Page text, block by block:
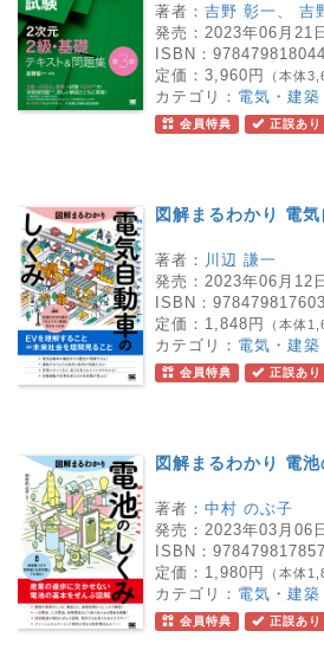
著者： 吉野 彰一
吉
発売： 2023年06月21日
ISBN：
定価： 3,960円 （本体
カテゴリ： 電気・建築
会員特典 正誤あり
図解まるわかり 電
著者： 川辺 謙一
発売： 2023年06月12日
ISBN：
定価： 1,848円 （本体
カテゴリ： 電気・建築
会員特典 正誤あり
図解まるわかり 電
著者： 中村 のぶ子
発売： 2023年03月06日
ISBN：
定価： 1,980円 （本体
カテゴリ： 電気・建築
会員特典 正誤あり